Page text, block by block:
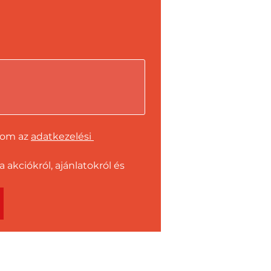
az adatkezelési
akciókról, ajánlatokról és